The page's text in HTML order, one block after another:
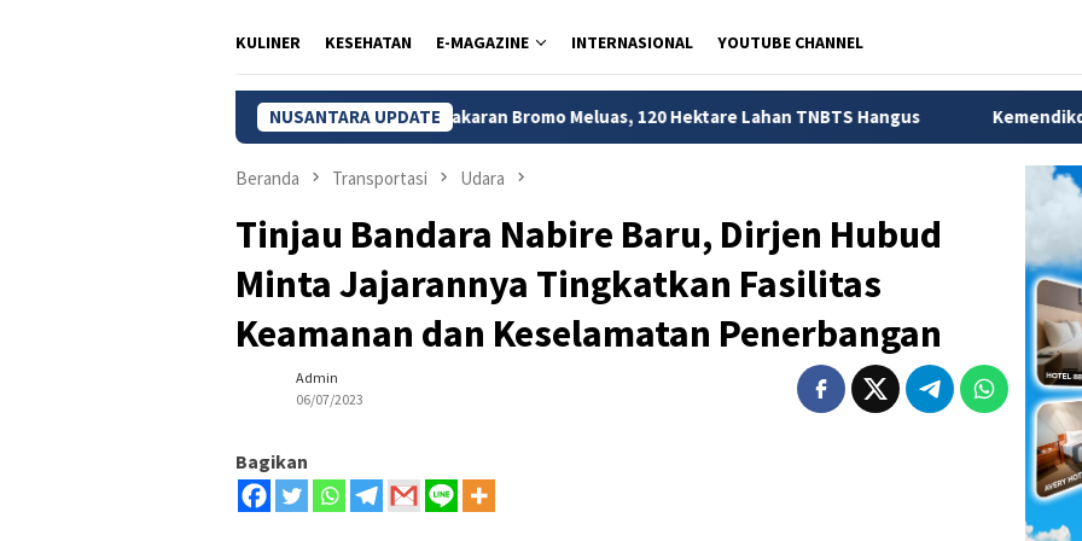
KULINER KESEHATAN E-MAGAZINE INTERNASIONAL YOUTUBE CHANNEL
NUSANTARA UPDATE
Kebakaran Bromo Meluas, 120 Hektare Lahan TNBTS Hangus Kemendikdasmen Ungkap 56
Beranda Transportasi Udara
Tinjau Bandara Nabire Baru, Dirjen Hubud
Minta Jajarannya Tingkatkan Fasilitas
Keamanan dan Keselamatan Penerbangan
Admin
06/07/2023
Bagikan